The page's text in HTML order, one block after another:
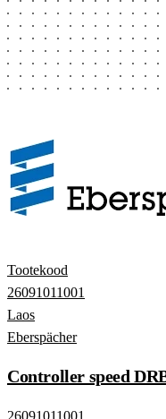
Tootekood
26091011001
Laos
Eberspächer
Controller speed
26091011001